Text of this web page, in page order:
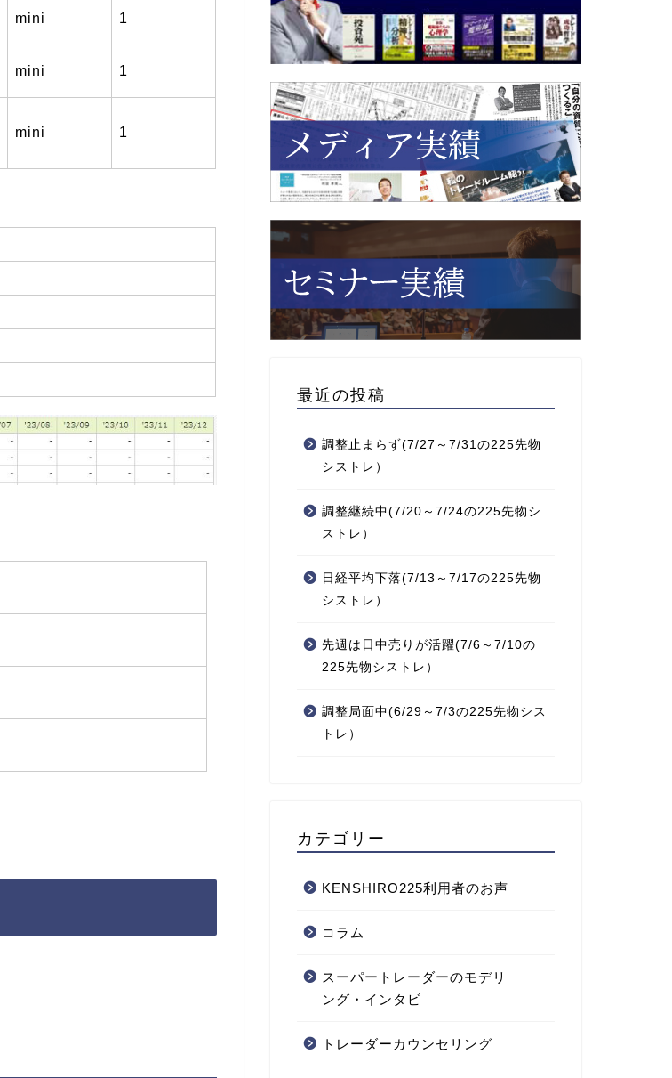
mini 1
mini 1
mini 1
最近の投稿
調整止まらず(7/27～7/31の225先物
シストレ）
調整継続中(7/20～7/24の225先物シ
ストレ）
日経平均下落(7/13～7/17の225先物
シストレ）
先週は日中売りが活躍(7/6～7/10の
225先物シストレ）
調整局面中(6/29～7/3の225先物シス
トレ）
カテゴリー
KENSHIRO225利用者のお声
コラム
スーパートレーダーのモデリ
ング・インタビ
トレーダーカウンセリング